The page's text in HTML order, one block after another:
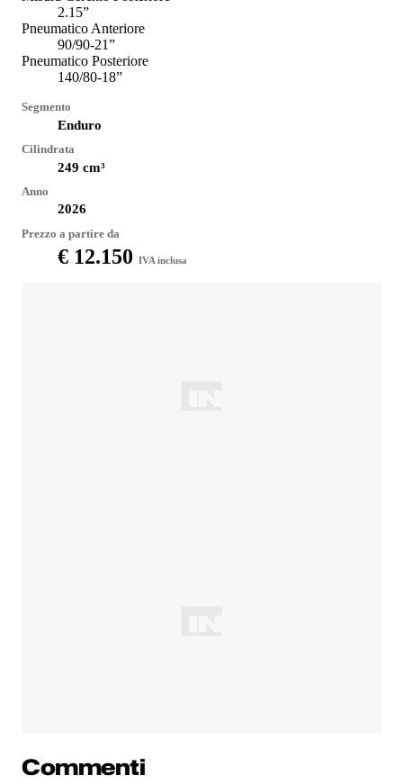
2.15”
Pneumatico Anteriore
90/90-21”
Pneumatico Posteriore
140/80-18”
Segmento
Enduro
Cilindrata
249 cm³
Anno
2026
Prezzo a partire da
€ 12.150 IVA inclusa
Commenti